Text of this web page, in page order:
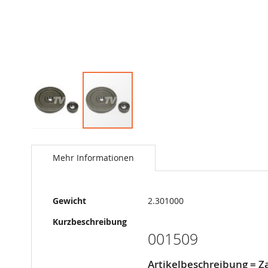
zum
AnfangMehr Informationen
Mehr
Informationen
Gewicht
2.301000
Kurzbeschreibung
001509
Artikelbeschreibung =